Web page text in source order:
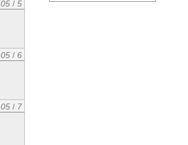
05/ 5
05/ 6
05/ 7